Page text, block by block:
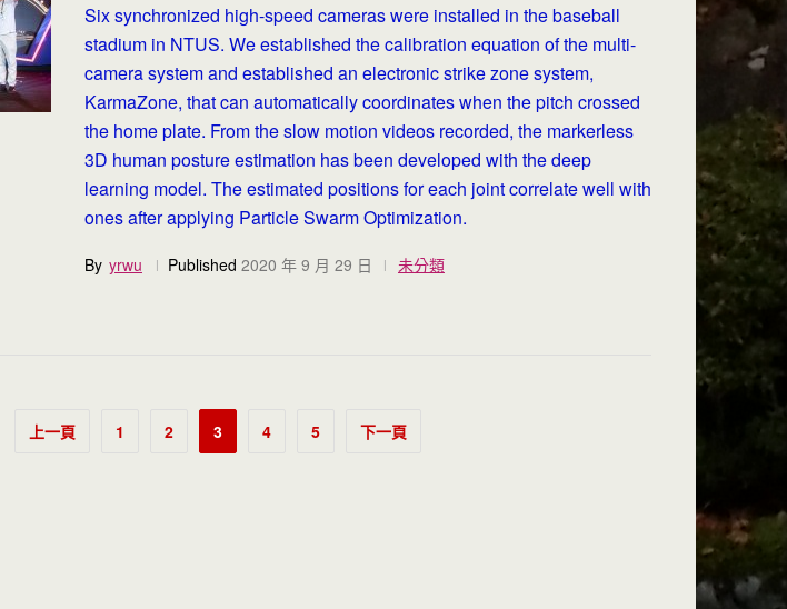
Six synchronized high-speed cameras were installed in the baseball
stadium in NTUS. We established the calibration equation of the multi-
camera system and established an electronic strike zone system,
KarmaZone, that can automatically coordinates when the pitch crossed
the home plate. From the slow motion videos recorded, the markerless
3D human posture estimation has been developed with the deep
learning model. The estimated positions for each joint correlate well with
ones after applying Particle Swarm Optimization.
By yrwu Published 2020 年 9 月 29 日 未分類
上一頁 1 2 3 4 5 下一頁